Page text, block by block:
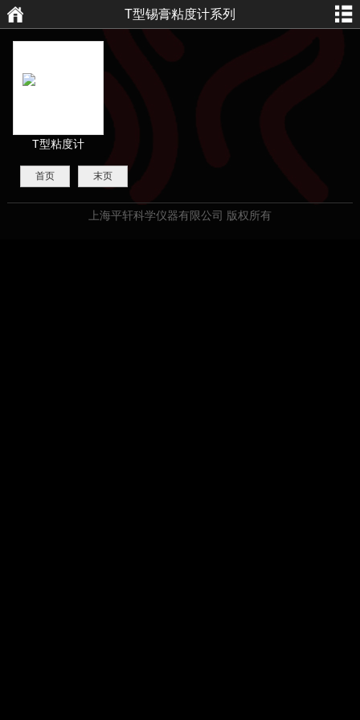
页
T型锡膏粘度计系列
T型粘度计
首页 末页
上海平轩科学仪器有限公司 版权所有